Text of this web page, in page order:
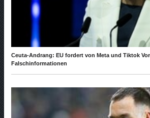
Ceuta-Andrang: EU fordert von Meta und Tiktok
Falschinformationen